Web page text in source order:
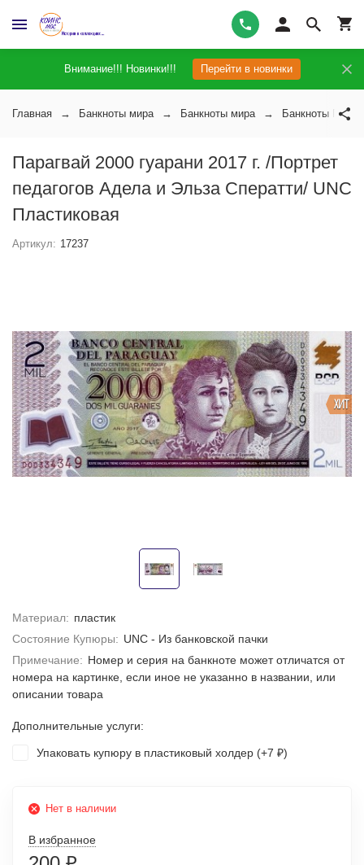
Внимание!!! Новинки!!! Перейти в новинки
Главная Банкноты мира Банкноты мира Банкноты
Парагвай 2000 гуарани 2017 г. /Портрет
педагогов Адела и Эльза Сператти/ UNC
Пластиковая
Артикул: 17237
ХИТ
Материал: пластик
Состояние Купюры: UNC - Из банковской пачки
Примечание: Номер и серия на банкноте может отличатся от
номера на картинке, если иное не указанно в названии, или
описании товара
Дополнительные услуги:
Упаковать купюру в пластиковый холдер (+7 ₽)
Нет в наличии
В избранное